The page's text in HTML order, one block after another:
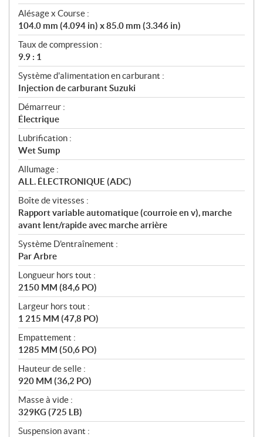
Alésage x Course :
104.0 mm (4.094 in) x 85.0 mm (3.346 in)
Taux de compression :
9.9 : 1
Système d'alimentation en carburant :
Injection de carburant Suzuki
Démarreur :
Électrique
Lubrification :
Wet Sump
Allumage :
ALL. ÉLECTRONIQUE (ADC)
Boîte de vitesses :
Rapport variable automatique (courroie en v), marche
avant lent/rapide avec marche arrière
Système D'entraînement :
Par Arbre
Longueur hors tout :
2150 MM (84,6 PO)
Largeur hors tout :
1 215 MM (47,8 PO)
Empattement :
1285 MM (50,6 PO)
Hauteur de selle :
920 MM (36,2 PO)
Masse à vide :
329KG (725 LB)
Suspension avant :